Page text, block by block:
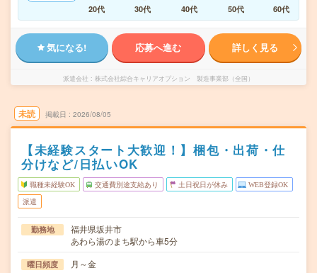
20代
30代 40代 50代 60代
気になる! 応募へ進む 詳しく見る
派遣会社 株式会社綜合キャリアオプション 製造事業部（全国）
未読 掲載日 2026/08/05
【未経験スタート大歓迎！】梱包・出荷・仕
分けなど/日払いOK
職種未経験OK 交通費別途支給あり 土日祝日が休み WEB登録OK
派遣
勤務地
福井県坂井市
あわら湯のまち駅から車5分
曜日頻度 月～金